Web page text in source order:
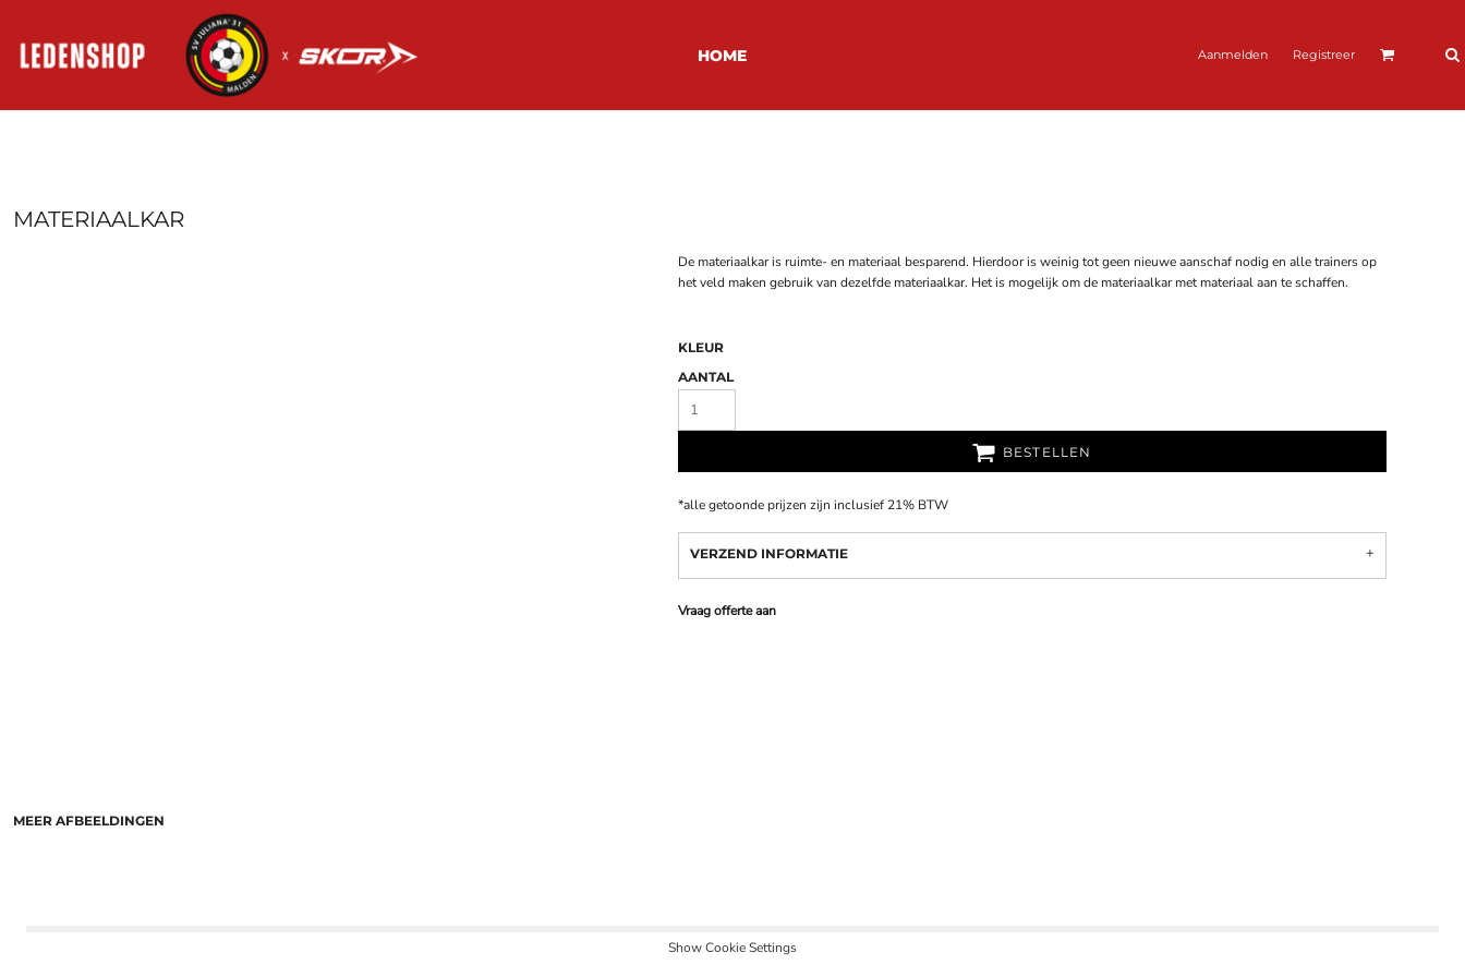
HOME Aanmelden Registreer
MATERIAALKAR
MEER AFBEELDINGEN
De materiaalkar is ruimte- en materiaal besparend. Hierdoor is weinig tot geen nieuwe aanschaf nodig en alle trainers op
het veld maken gebruik van dezelfde materiaalkar. Het is mogelijk om de materiaalkar met materiaal aan te schaffen.
KLEUR
AANTAL
BESTELLEN
*alle getoonde prijzen zijn inclusief 21% BTW
VERZEND INFORMATIE
Vraag offerte aan
Show Cookie Settings
REGISTREER